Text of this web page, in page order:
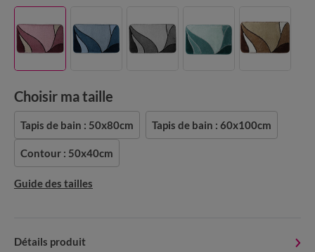
Choisir ma taille
Tapis de bain : 50x80cm Tapis de bain : 60x100cm
Contour : 50x40cm
Guide des tailles
Détails produit